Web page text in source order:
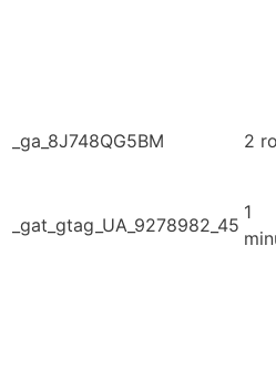
_ga_8J748QG5BM 2
_gat_gtag_UA_9278982_45
1